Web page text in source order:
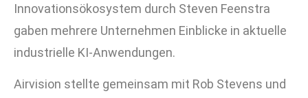
Innovationsökosystem durch Steven Feenstra
gaben mehrere Unternehmen Einblicke in aktuelle
industrielle KI-Anwendungen.
Airvision stellte gemeinsam mit Rob Stevens und